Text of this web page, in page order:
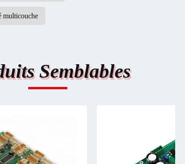
multicouche
Semblables